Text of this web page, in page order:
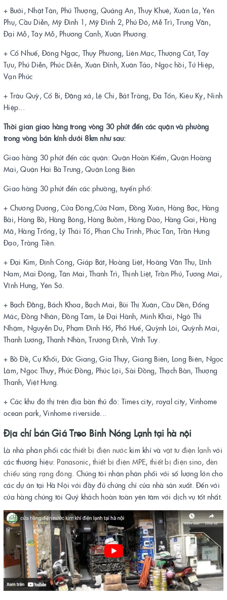
+ Bưởi, Nhật Tân, Phú Thượng, Quảng An, Thụy Khuê, Xuân La, Yên
Phụ, Cầu Diễn, Mỹ Đình 1, Mỹ Đình 2, Phú Đô, Mễ Trì, Trung Văn,
Đại Mỗ, Tây Mỗ, Phương Canh, Xuân Phương.
+ Cổ Nhuế, Đông Ngạc, Thụy Phương, Liên Mạc, Thượng Cát, Tây
Tựu, Phú Diễn, Phúc Diễn, Xuân Đỉnh, Xuân Tảo, Ngọc hồi, Tứ Hiệp,
Vạn Phúc
+ Trâu Quỳ, Cổ Bi, Đặng xá, Lệ Chi, Bát Tràng, Đa Tốn, Kiêu Kỵ, Ninh
Hiệp...
Thời gian giao hàng trong vòng 30 phút đến các quận và phường
trong vòng bán kính dưới 8km như sau:
Giao hàng 30 phút đến các quận: Quận Hoàn Kiếm, Quận Hoàng
Mai, Quận Hai Bà Trưng, Quận Long Biên
Giao hàng 30 phút đến các phường, tuyến phố:
+ Chương Dương, Cửa Đông,Cửa Nam, Đồng Xuân, Hàng Bạc, Hàng
Bài, Hàng Bồ, Hàng Bông, Hàng Buồm, Hàng Đào, Hàng Gai, Hàng
Mã, Hàng Trống, Lý Thái Tổ, Phan Chu Trinh, Phúc Tân, Trần Hưng
Đạo, Tràng Tiền.
+ Đại Kim, Định Công, Giáp Bát, Hoàng Liệt, Hoàng Văn Thụ, Lĩnh
Nam, Mai Động, Tân Mai, Thanh Trì, Thịnh Liệt, Trần Phú, Tương Mai,
Vĩnh Hưng, Yên Sở.
+ Bạch Đằng, Bách Khoa, Bạch Mai, Bùi Thị Xuân, Cầu Dền, Đống
Mác, Đồng Nhân, Đồng Tâm, Lê Đại Hành, Minh Khai, Ngô Thì
Nhậm, Nguyễn Du, Phạm Đình Hổ, Phố Huế, Quỳnh Lôi, Quỳnh Mai,
Thanh Lương, Thanh Nhàn, Trương Định, Vĩnh Tuy.
+ Bồ Đề, Cự Khối, Đức Giang, Gia Thụy, Giang Biên, Long Biên, Ngọc
Lâm, Ngọc Thụy, Phúc Đồng, Phúc Lợi, Sài Đồng, Thạch Bàn, Thượng
Thanh, Việt Hưng.
+ Các khu đô thị trên địa bàn thủ đô: Times city, royal city, Vinhome
ocean park, Vinhome riverside...
Địa chỉ bánGiá Treo Binh Nóng Lạnh tại hà nội
Là nhà phân phối cácthiết bị điện nướckim khí và vật tư điện lạnhvới
các thương hiệu: Panasonic, thiết bị điện MPE, thiết bị điện sino, đèn
chiếu sáng rạng đông. Chúng tôi nhận phân phối với số lượng lớn cho
các dự án tại Hà Nội với đầy đủ chứng chỉ của nhà sản xuất. Đến với
cửa hàng chúng tôi Quý khách hoàn toàn yên tâm với dịch vụ tốt nhất.